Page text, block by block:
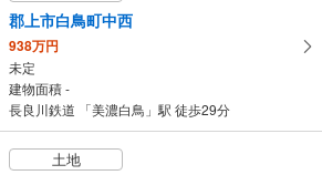
郡上市白鳥町中西
938万円
未定
建物面積 -
長良川鉄道 「美濃白鳥」駅 徒歩29分
土地